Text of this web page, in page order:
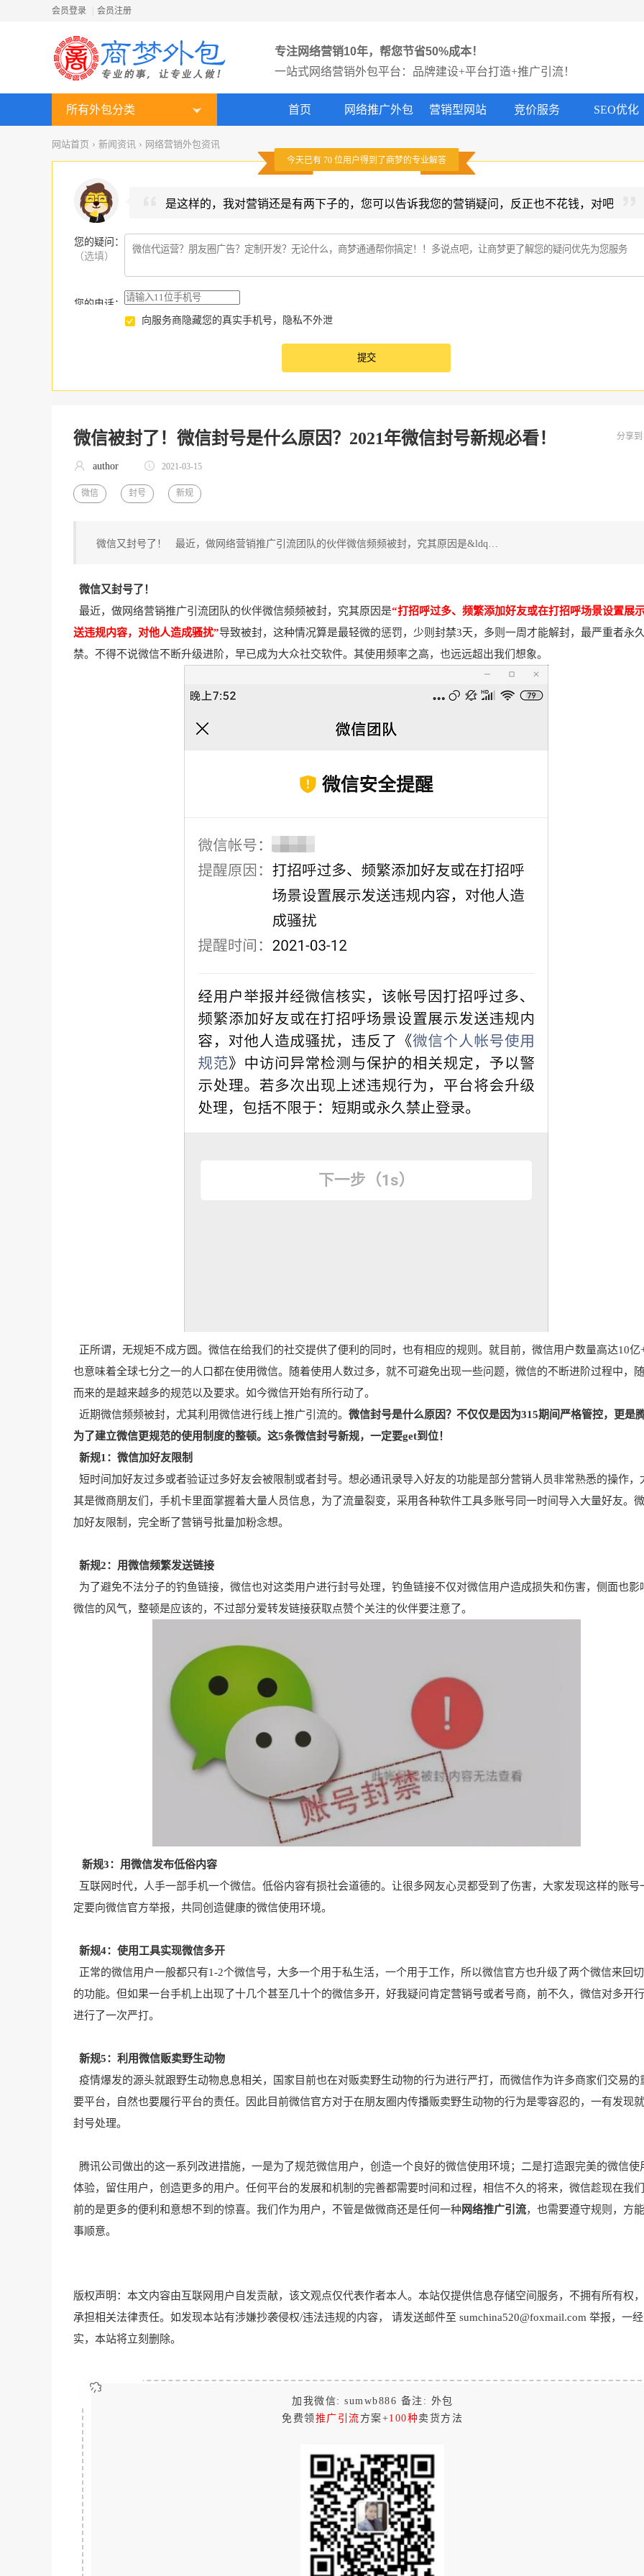
会员登录 会员注册
专注网络营销10年，帮您节省50%成本！
一站式网络营销外包平台：品牌建设+平台打造+推广引流！
所有外包分类 首页 网络推广外包 营销型网站 竞价服务 SEO优化
网站首页 › 新闻资讯 › 网络营销外包资讯
今天已有 70位用户得到了商梦的专业解答
是这样的，我对营销还是有两下子的，您可以告诉我您的营销疑问，反正也不花钱，对吧
您的疑问
（选填）
：
您的电话：
向服务商隐藏您的真实手机号，隐私不外泄
微信被封了！微信封号是什么原因？2021年微信封号新规必看！ 分享到
author 2021-03-15
微信 封号 新规
微信又封号了！ 最近，做网络营销推广引流团队的伙伴微信频频被封，究其原因是&ldq…
微信又封号了！
最近，做网络营销推广引流团队的伙伴微信频频被封，究其原因是“打招呼过多、频繁添加好友或在打招呼场景设置展
送违规内容，对他人造成骚扰”导致被封，这种情况算是最轻微的惩罚，少则封禁3天，多则一周才能解封，最严重者永
禁。不得不说微信不断升级进阶，早已成为大众社交软件。其使用频率之高，也远远超出我们想象。
正所谓，无规矩不成方圆。微信在给我们的社交提供了便利的同时，也有相应的规则。就目前，微信用户数量高达10亿
也意味着全球七分之一的人口都在使用微信。随着使用人数过多，就不可避免出现一些问题，微信的不断进阶过程中，
而来的是越来越多的规范以及要求。如今微信开始有所行动了。
近期微信频频被封，尤其利用微信进行线上推广引流的。 微信封号是什么原因？不仅仅是因为315期间严格管控，更是
为了建立微信更规范的使用制度的整顿。这5条微信封号新规，一定要get到位！
新规1：微信加好友限制
短时间加好友过多或者验证过多好友会被限制或者封号。想必通讯录导入好友的功能是部分营销人员非常熟悉的操作，
其是微商朋友们，手机卡里面掌握着大量人员信息，为了流量裂变，采用各种软件工具多账号同一时间导入大量好友。
加好友限制，完全断了营销号批量加粉念想。
新规2：用微信频繁发送链接
为了避免不法分子的钓鱼链接，微信也对这类用户进行封号处理，钓鱼链接不仅对微信用户造成损失和伤害，侧面也影
微信的风气，整顿是应该的，不过部分爱转发链接获取点赞个关注的伙伴要注意了。
新规3：用微信发布低俗内容
互联网时代，人手一部手机一个微信。低俗内容有损社会道德的。让很多网友心灵都受到了伤害，大家发现这样的账号
定要向微信官方举报，共同创造健康的微信使用环境。
新规4：使用工具实现微信多开
正常的微信用户一般都只有1-2个微信号，大多一个用于私生活，一个用于工作，所以微信官方也升级了两个微信来回
的功能。但如果一台手机上出现了十几个甚至几十个的微信多开，好我疑问肯定营销号或者号商，前不久，微信对多开
进行了一次严打。
新规5：利用微信贩卖野生动物
疫情爆发的源头就跟野生动物息息相关，国家目前也在对贩卖野生动物的行为进行严打，而微信作为许多商家们交易的
要平台，自然也要履行平台的责任。因此目前微信官方对于在朋友圈内传播贩卖野生动物的行为是零容忍的，一有发现
封号处理。
腾讯公司做出的这一系列改进措施，一是为了规范微信用户，创造一个良好的微信使用环境；二是打造跟完美的微信使
体验，留住用户，创造更多的用户。任何平台的发展和机制的完善都需要时间和过程，相信不久的将来，微信趁现在我
前的是更多的便利和意想不到的惊喜。我们作为用户，不管是做微商还是任何一种 网络推广引流，也需要遵守规则，方
事顺意。
版权声明：本文内容由互联网用户自发贡献，该文观点仅代表作者本人。本站仅提供信息存储空间服务，不拥有所有权
承担相关法律责任。如发现本站有涉嫌抄袭侵权/违法违规的内容， 请发送邮件至 sumchina520@foxmail.com 举报，一
实，本站将立刻删除。
加我微信: sumwb886 备注: 外包
免费领 推广引流 方案+100种卖货方法